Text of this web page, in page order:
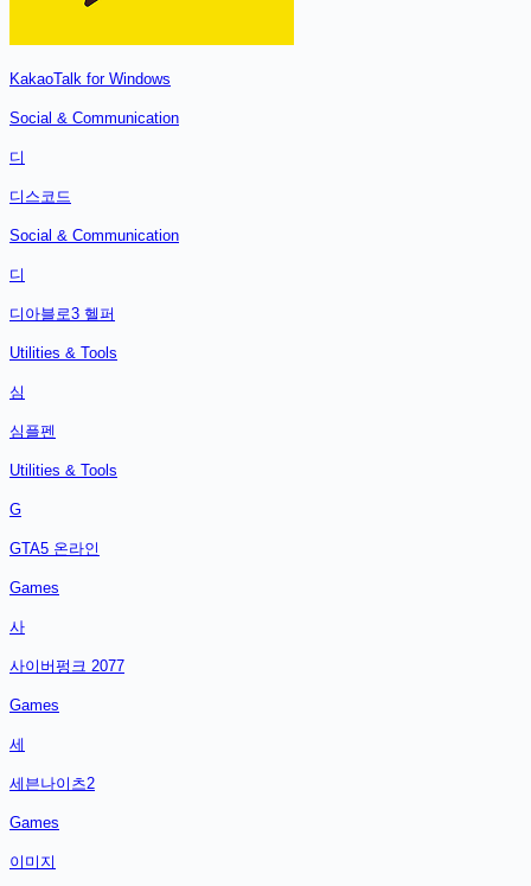
KakaoTalk for Windows
Social & Communication
디
디스코드
Social & Communication
디
디아블로3 헬퍼
Utilities & Tools
심
심플펜
Utilities & Tools
G
GTA5 온라인
Games
사
사이버펑크 2077
Games
세
세븐나이츠2
Games
이미지